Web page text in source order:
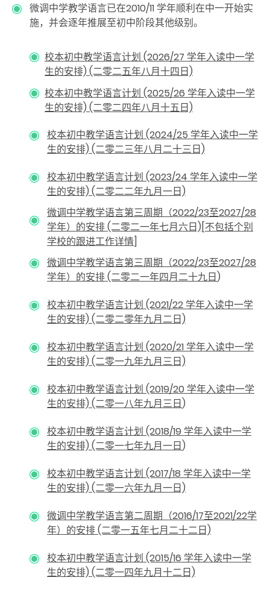
微调中学教学语言已在2010/11 学年顺利在中一开始实
施，并会逐年推展至初中阶段其他级别。
校本初中教学语言计划 (2026/27 学年入读中一学
生的安排) (二零二五年八月十四日)
校本初中教学语言计划 (2025/26 学年入读中一学
生的安排) (二零二四年八月十五日)
校本初中教学语言计划 (2024/25 学年入读中一学
生的安排) (二零二三年八月二十三日)
校本初中教学语言计划 (2023/24 学年入读中一学
生的安排) (二零二二年九月一日)
微调中学教学语言第三周期（2022/23至2027/28
学年）的安排 (二零二一年七月六日)[不包括个别
学校的跟进工作详情]
微调中学教学语言第三周期（2022/23至2027/28
学年）的安排 (二零二一年四月二十九日)
校本初中教学语言计划 (2021/22 学年入读中一学
生的安排) (二零二零年九月二日)
校本初中教学语言计划 (2020/21 学年入读中一学
生的安排) (二零一九年九月三日)
校本初中教学语言计划 (2019/20 学年入读中一学
生的安排) (二零一八年九月三日)
校本初中教学语言计划 (2018/19 学年入读中一学
生的安排) (二零一七年九月一日)
校本初中教学语言计划 (2017/18 学年入读中一学
生的安排) (二零一六年九月一日)
微调中学教学语言第二周期（2016/17至2021/22学
年）的安排 (二零一五年七月二十二日)
校本初中教学语言计划 (2015/16 学年入读中一学
生的安排) (二零一四年九月十二日)